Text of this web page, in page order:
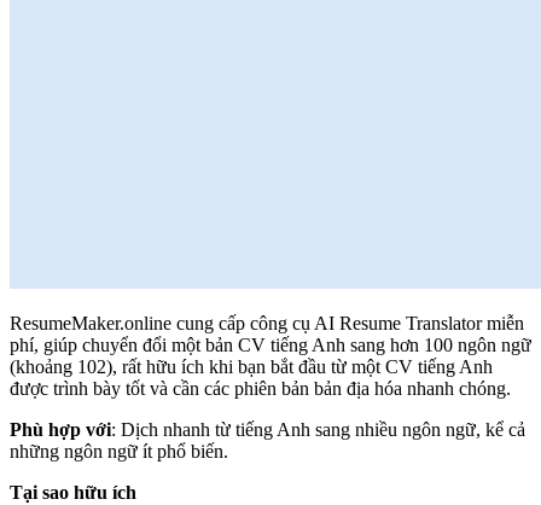
ResumeMaker.online cung cấp công cụ AI Resume Translator miễn
phí, giúp chuyển đổi một bản CV tiếng Anh sang hơn 100 ngôn ngữ
(khoảng 102), rất hữu ích khi bạn bắt đầu từ một CV tiếng Anh
được trình bày tốt và cần các phiên bản bản địa hóa nhanh chóng.
Phù hợp với: Dịch nhanh từ tiếng Anh sang nhiều ngôn ngữ, kể cả
những ngôn ngữ ít phổ biến.
Tại sao hữu ích